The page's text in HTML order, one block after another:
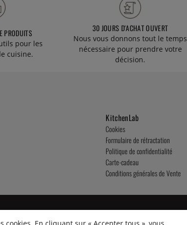
PRODUITS
pour les
cuisine.
30 JOURS D'ACHAT OUVERT
Nous vous donnons tout le temps
nécessaire pour prendre votre
décision.
KitchenLab
Cookies
Formulaire de rétractation
Politique de confidentialité
Carte-cadeau
Conditions générales de Vente